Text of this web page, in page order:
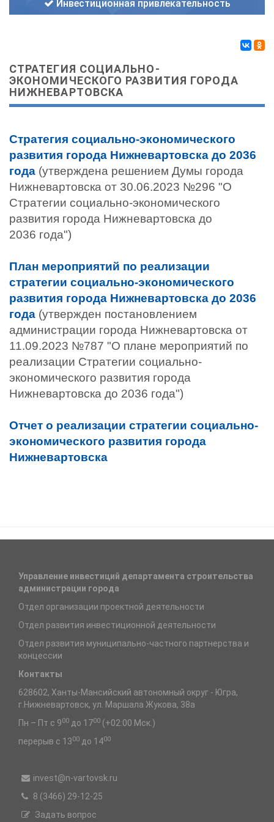
Инвестиционная привлекательность
СТРАТЕГИЯ СОЦИАЛЬНО-
ЭКОНОМИЧЕСКОГО РАЗВИТИЯ ГОРОДА
НИЖНЕВАРТОВСКА
Стратегия социально-экономического
развития города Нижневартовска до 2036
года (утверждена решением Думы города
Нижневартовска от 30.06.2023 №296 "О
Стратегии социально-экономического
развития города Нижневартовска до
2036 года")
План мероприятий по реализации
стратегии социально-экономического
развития города Нижневартовска до 2036
года (утвержден постановлением
администрации города Нижневартовска от
11.09.2023 №787 "О плане мероприятий по
реализации Стратегии социально-
экономического развития города
Нижневартовска до 2036 года")
Отчет о реализации стратегии социально-
экономического развития города
Нижневартовска
Управление инвестиций департамента строительства
администрации города
Отдел организации проектной деятельности
Отдел развития инвестиционной деятельности
Отдел развития муниципально-частного партнерства и
концессии
Контакты
628602, Ханты-Мансийский автономный округ - Югра,
г.Нижневартовск, ул. Маршала Жукова, 38а
Пн – Пт с 900 до 1700 (+02:00 Мск.)
перерыв с 1300 до 1400
invest@n-vartovsk.ru
8 (3466) 29-12-25
Задать вопрос